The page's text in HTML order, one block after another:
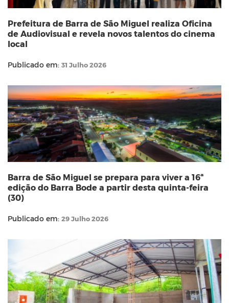
Prefeitura de Barra de São Miguel realiza Oficina
de Audiovisual e revela novos talentos do cinema
local
Publicado em: 31 Julho 2026
Barra de São Miguel se prepara para viver a 16ª
edição do Barra Bode a partir desta quinta-feira
(30)
Publicado em: 29 Julho 2026